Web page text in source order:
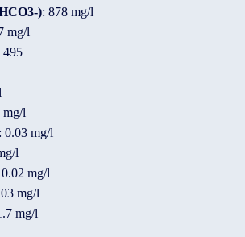
): 878 mg/l
mg/l
495
mg/l
: 0.03 mg/l
l
0.02 mg/l
mg/l
mg/l